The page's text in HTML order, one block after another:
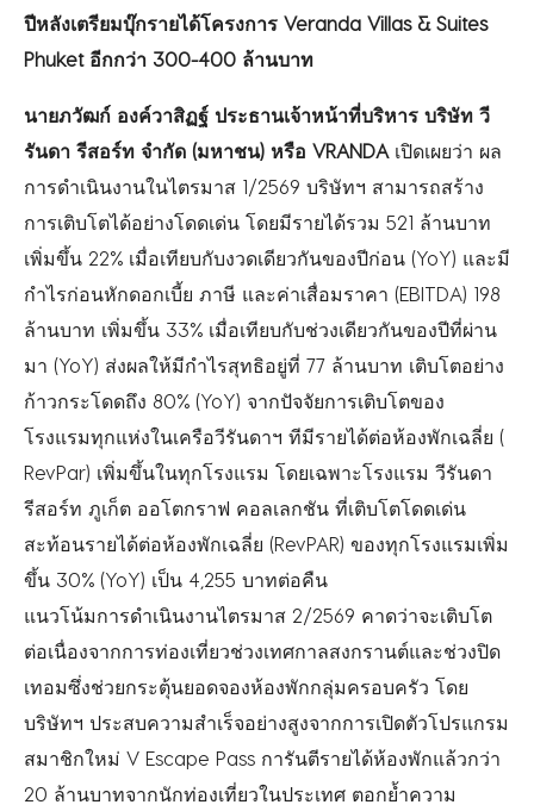
ปีหลังเตรียมบุ๊กรายได้โครงการ Veranda Villas & Suites
Phuket อีกกว่า 300-400 ล้านบาท
นายภวัฒก์ องค์วาสิฏฐ์ ประธานเจ้าหน้าที่บริหาร บริษัท วี
รันดา รีสอร์ท จำกัด (มหาชน) หรือ VRANDA เปิดเผยว่า ผล
การดำเนินงานในไตรมาส 1/2569 บริษัทฯ สามารถสร้าง
การเติบโตได้อย่างโดดเด่น โดยมีรายได้รวม 521 ล้านบาท
เพิ่มขึ้น 22% เมื่อเทียบกับงวดเดียวกันของปีก่อน (YoY) และมี
กำไรก่อนหักดอกเบี้ย ภาษี และค่าเสื่อมราคา (EBITDA) 198
ล้านบาท เพิ่มขึ้น 33% เมื่อเทียบกับช่วงเดียวกันของปีที่ผ่าน
มา (YoY) ส่งผลให้มีกำไรสุทธิอยู่ที่ 77 ล้านบาท เติบโตอย่าง
ก้าวกระโดดถึง 80% (YoY) จากปัจจัยการเติบโตของ
โรงแรมทุกแห่งในเครือวีรันดาฯ ทีมีรายได้ต่อห้องพักเฉลี่ย (
RevPar) เพิ่มขึ้นในทุกโรงแรม โดยเฉพาะโรงแรม วีรันดา
รีสอร์ท ภูเก็ต ออโตกราฟ คอลเลกชัน ที่เติบโตโดดเด่น
สะท้อนรายได้ต่อห้องพักเฉลี่ย (RevPAR) ของทุกโรงแรมเพิ่ม
ขึ้น 30% (YoY) เป็น 4,255 บาทต่อคืน
แนวโน้มการดำเนินงานไตรมาส 2/2569 คาดว่าจะเติบโต
ต่อเนื่องจากการท่องเที่ยวช่วงเทศกาลสงกรานต์และช่วงปิด
เทอมซึ่งช่วยกระตุ้นยอดจองห้องพักกลุ่มครอบครัว โดย
บริษัทฯ ประสบความสำเร็จอย่างสูงจากการเปิดตัวโปรแกรม
สมาชิกใหม่ V Escape Pass การันตีรายได้ห้องพักแล้วกว่า
20 ล้านบาทจากนักท่องเที่ยวในประเทศ ตอกย้ำความ